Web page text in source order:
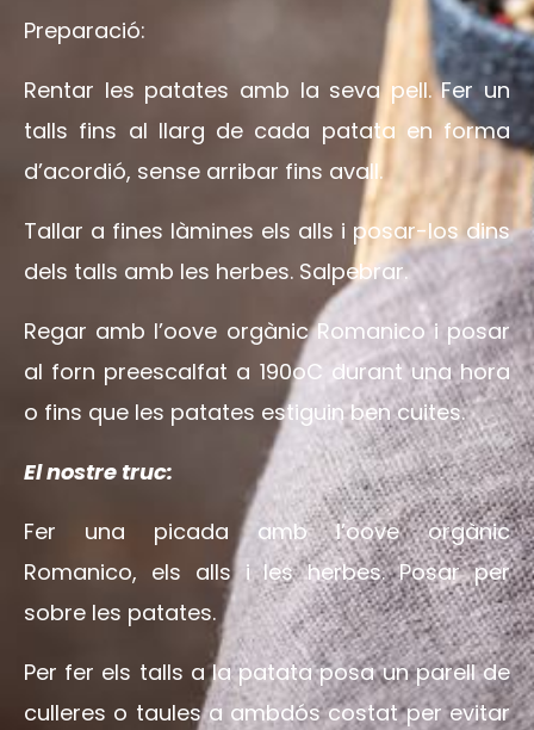
Preparació:
Rentar les patates amb la seva pell. Fer un
talls fins al llarg de cada patata en forma
d’acordió, sense arribar fins avall.
Tallar a fines làmines els alls i posar-los dins
dels talls amb les herbes. Salpebrar.
Regar amb l’oove orgànic Romanico i posar
al forn preescalfat a 190oC durant una hora
o fins que les patates estiguin ben cuites.
El nostre truc:
Fer una picada amb l’oove orgànic
Romanico, els alls i les herbes. Posar per
sobre les patates.
Per fer els talls a la patata posa un parell de
culleres o taules a ambdós costat per evitar